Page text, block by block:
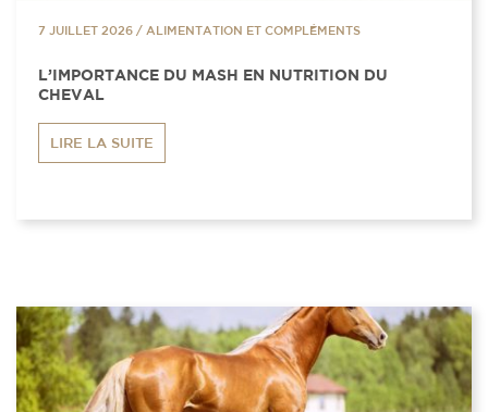
7 JUILLET 2026 / ALIMENTATION ET COMPLÉMENTS
L’IMPORTANCE DU MASH EN NUTRITION DU
CHEVAL
LIRE LA SUITE